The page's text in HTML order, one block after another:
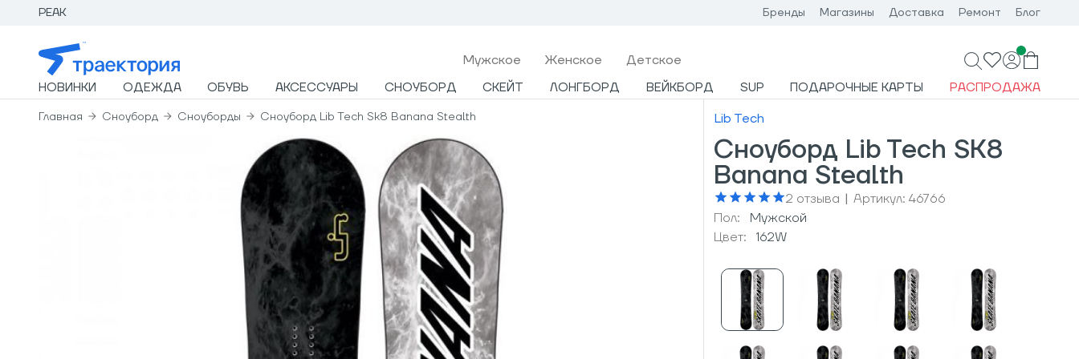
PEAK Бренды Магазины Доставка Ремонт Блог
Мужcкое Женское Детское
НОВИНКИ ОДЕЖДА ОБУВЬ АКСЕССУАРЫ СНОУБОРД СКЕЙТ ЛОНГБОРД ВЕЙКБОРД SUP ПОДАРОЧНЫЕ КАРТЫ РАСПРОДАЖА
Главная Сноуборд Сноуборды Сноуборд Lib Tech Sk8 Banana Stealth Lib Tech
Сноуборд Lib Tech SK8
Banana Stealth
2 отзыва | Артикул: 46766
Пол:
Мужcкой
Цвет:
162W